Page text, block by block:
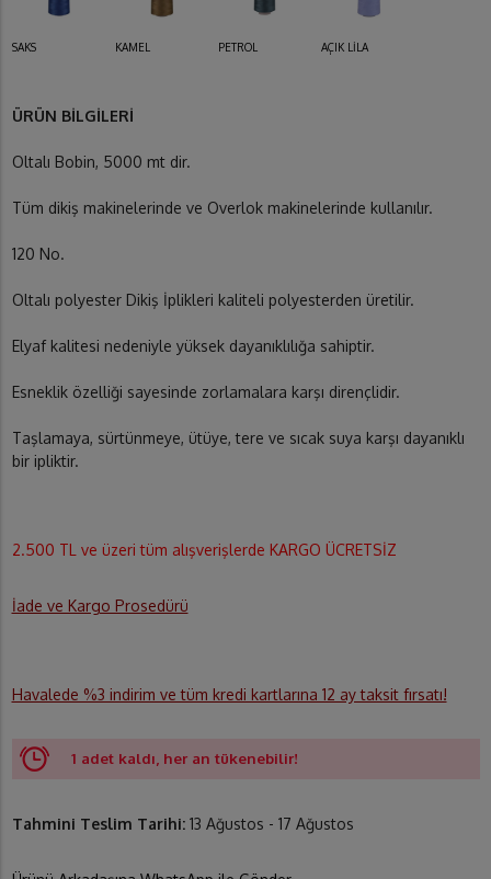
SAKS KAMEL PETROL AÇIK LİLA
ÜRÜN BİLGİLERİ
Oltalı Bobin, 5000 mt dir.
Tüm dikiş makinelerinde ve Overlok makinelerinde kullanılır.
120 No.
Oltalı polyester Dikiş İplikleri kaliteli polyesterden üretilir.
Elyaf kalitesi nedeniyle yüksek dayanıklılığa sahiptir.
Esneklik özelliği sayesinde zorlamalara karşı dirençlidir.
Taşlamaya, sürtünmeye, ütüye, tere ve sıcak suya karşı dayanıklı
bir ipliktir.
2.500 TL ve üzeri tüm alışverişlerde KARGO ÜCRETSİZ
İade ve Kargo Prosedürü
Havalede %3 indirim ve tüm kredi kartlarına 12 ay taksit fırsatı!
1 adet kaldı, her an tükenebilir!
Tahmini Teslim Tarihi: 13 Ağustos - 17 Ağustos